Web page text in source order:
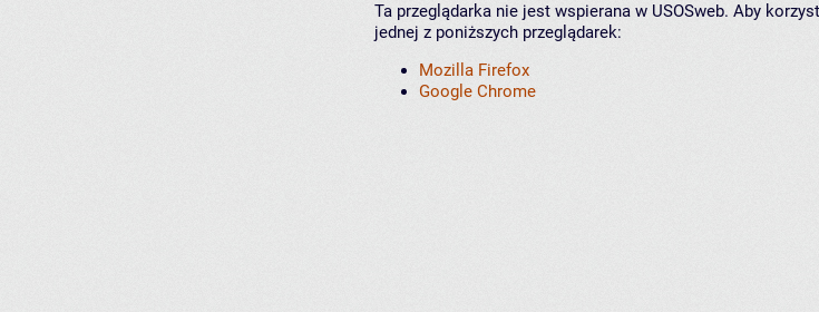
Ta przeglądarka nie jest wspierana w USOSweb. Aby
jednej z poniższych przeglądarek:
Mozilla Firefox
Google Chrome